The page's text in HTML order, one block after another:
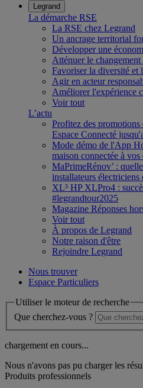
Legrand
La démarche RSE
La RSE chez Legrand
Un ancrage territorial
Développer une
Atténuer le
Favoriser la diversité et
Agir en acteur
Améliorer l'expérience
Voir tout
L’actu
Profitez des
Espace Connecté
Mode démo de l'App
maison connectée à vos
MaPrimeRénov’ :
installateurs électriciens
XL³ HP XLPro4 :
#legrandtour2025
Magazine Réponses
Voir tout
À propos de Legrand
Notre raison d'être
Rejoindre Legrand
Nous trouver
Espace Particuliers
Utiliser le moteur de recherche
Que cherchez-vous ?
chargement en cours...
Nous n'avons pas pu charger les
Produits professionnels